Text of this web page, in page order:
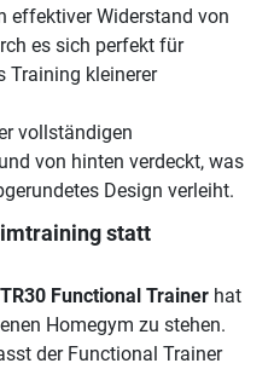
effektiver Widerstand von
es sich perfekt für
Training kleinerer
vollständigen
von hinten verdeckt, was
Design verleiht.
statt
Functional Trainer hat
Homegym zu stehen.
der Functional Trainer